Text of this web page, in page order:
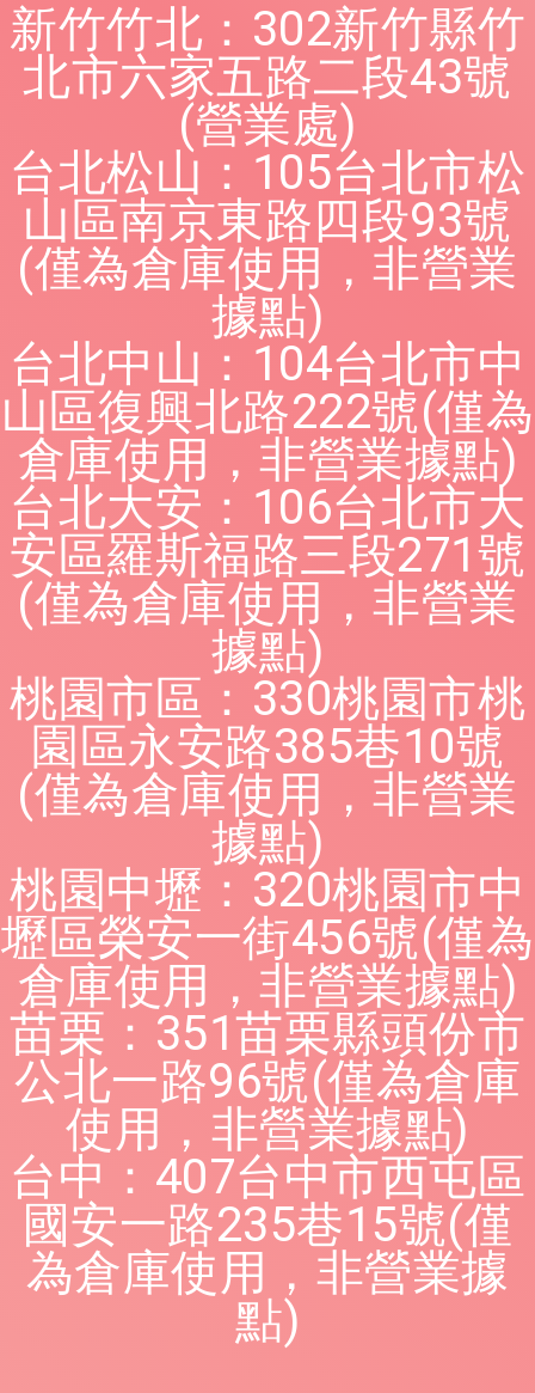
新竹竹北：302新竹縣竹
北市六家五路二段43號
(營業處)
台北松山：105台北市松
山區南京東路四段93號
(僅為倉庫使用，非營業
據點)
台北中山：104台北市中
山區復興北路222號(僅為
倉庫使用，非營業據點)
台北大安：106台北市大
安區羅斯福路三段271號
(僅為倉庫使用，非營業
據點)
桃園市區：330桃園市桃
園區永安路385巷10號
(僅為倉庫使用，非營業
據點)
桃園中壢：320桃園市中
壢區榮安一街456號(僅為
倉庫使用，非營業據點)
苗栗：351苗栗縣頭份市
公北一路96號(僅為倉庫
使用，非營業據點)
台中：407台中市西屯區
國安一路235巷15號(僅
為倉庫使用，非營業據
點)